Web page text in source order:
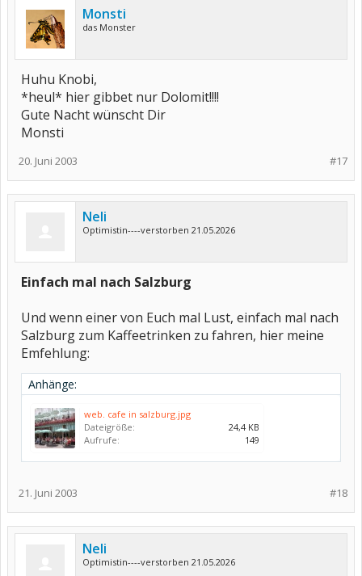
Monsti
das Monster
Huhu Knobi,
*heul* hier gibbet nur Dolomit!!!!
Gute Nacht wünscht Dir
Monsti
#17
20. Juni 2003
Neli
Optimistin----verstorben 21.05.2026
Einfach mal nach Salzburg
Und wenn einer von Euch mal Lust, einfach mal nach
Salzburg zum Kaffeetrinken zu fahren, hier meine
Emfehlung:
Anhänge:
web. cafe in salzburg.jpg
Dateigröße:
24,4 KB
Aufrufe:
149
#18
21. Juni 2003
Neli
Optimistin----verstorben 21.05.2026